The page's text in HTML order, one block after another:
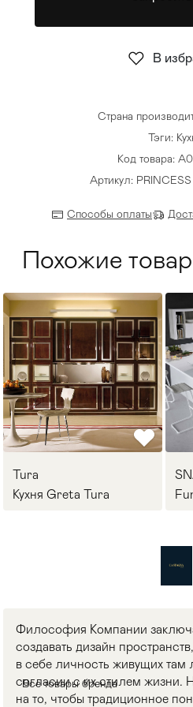
Стулья >
Страна
Тэги:
Код товара:
Артикул:
Способы оплаты
В
Похожие
Tura
Кухня Greta Tura
Философия Компании
создавать дизайн
в себе личность живущих
согласии с их стилем жизни.
на то, чтобы традиционное
Все товары бренда